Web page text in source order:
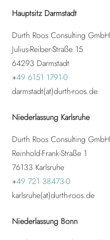
Hauptsitz Darmstadt
Durth Roos Consulting GmbH
Julius-Reiber-Straße 15
64293 Darmstadt
+49 6151 1791-0
darmstadt(at)durth-roos.de
Niederlassung Karlsruhe
Durth Roos Consulting GmbH
Reinhold-Frank-Straße 1
76133 Karlsruhe
+49 721 38473-0
karlsruhe(at)durth-roos.de
Niederlassung Bonn